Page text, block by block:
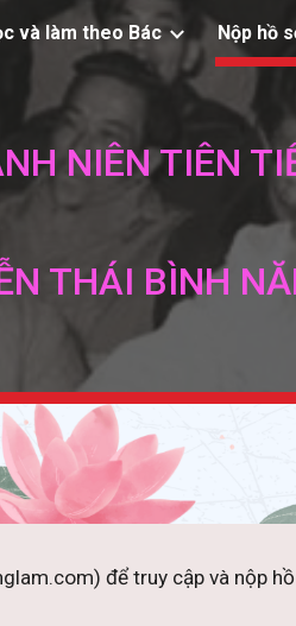
Skip to navigation
và làm theo Bác Nộp hồ
NIÊN TIÊN
THÁI BÌNH
để truy cập và nộp